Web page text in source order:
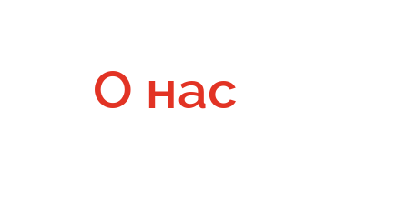
О нас